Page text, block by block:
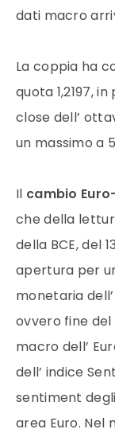
dati macro
La coppia ha
quota 1,2197,
close dell’
un massimo a
Il cambio
che della
della BCE, del
apertura per
monetaria
ovvero fine del
macro dell’
dell’ indice
sentiment
area Euro. Nel